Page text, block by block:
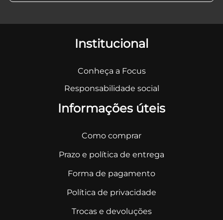
Institucional
Conheça a Focus
Responsabilidade social
Informações úteis
Como comprar
Prazo e política de entrega
Forma de pagamento
Política de privacidade
Trocas e devoluções